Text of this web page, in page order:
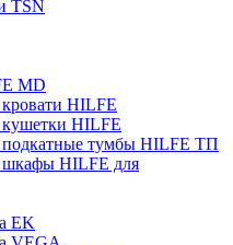
TSN
MD
HILFE
HILFE
тумбы HILFE ТП
HILFE для
EK